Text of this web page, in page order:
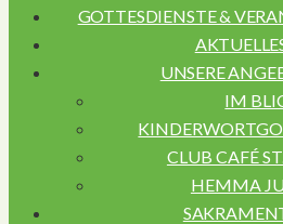
GOTTESDIENSTE &
UNSERE
IM
CLUB CAFÉ
HEMMA